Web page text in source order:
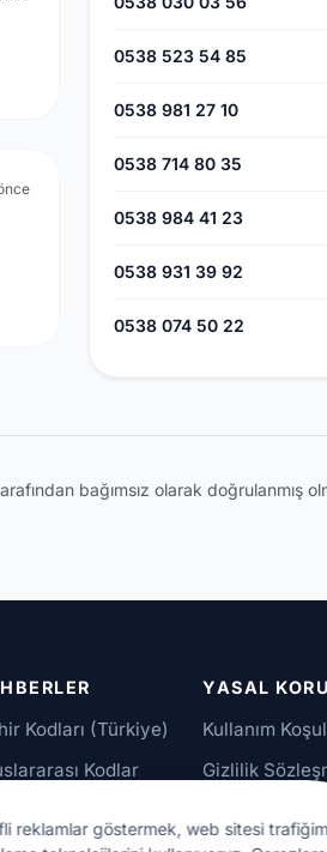
reklamlar göstermek, web sitesi
0538 523 54 85
0538 981 27 10
0538 714 80 35
0538 984 41 23
0538 931 39 92
0538 074 50 22
bağımsız olarak doğrulanmış
Kodları (Türkiye)
Kodlar
YASAL
Kullanım
Gizlilik
KVKK